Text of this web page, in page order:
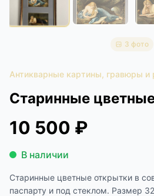
3 фото
Антикварные картины, гравюры и
Старинные
10 500 ₽
В наличии
Старинные цветные открытки в
паспарту и под стеклом. Размер